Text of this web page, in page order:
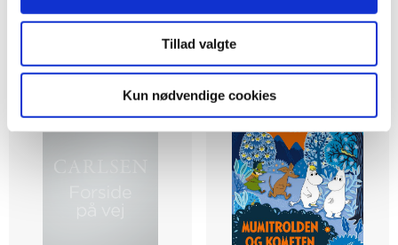
Tillad valgte
Kun nødvendige cookies
229,95 KR.
Forudbestilling Forudbestilling